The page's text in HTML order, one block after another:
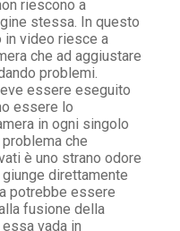
riescono a
stessa. In questo
in video riesce a
che ad aggiustare
problemi.
essere eseguito
essere lo
in ogni singolo
che
è uno strano odore
giunge direttamente
potrebbe essere
fusione della
vada in